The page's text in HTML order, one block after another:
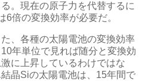
。現在の原子力を代替するに
6倍の変換効率が必要だ。
、各種の太陽電池の変換効率
年単位で見れば随分と変換効
に上昇しているわけではな
晶Siの太陽電池は、15年間で